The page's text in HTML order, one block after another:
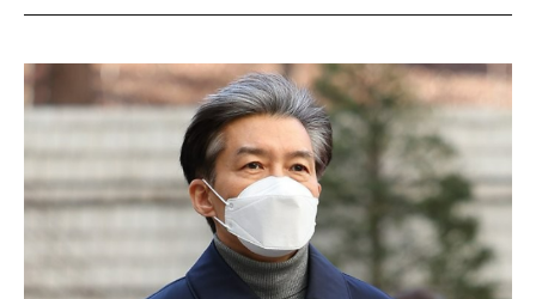
c
b
o
i
t
e
r
o
o
u
t
o
i
n